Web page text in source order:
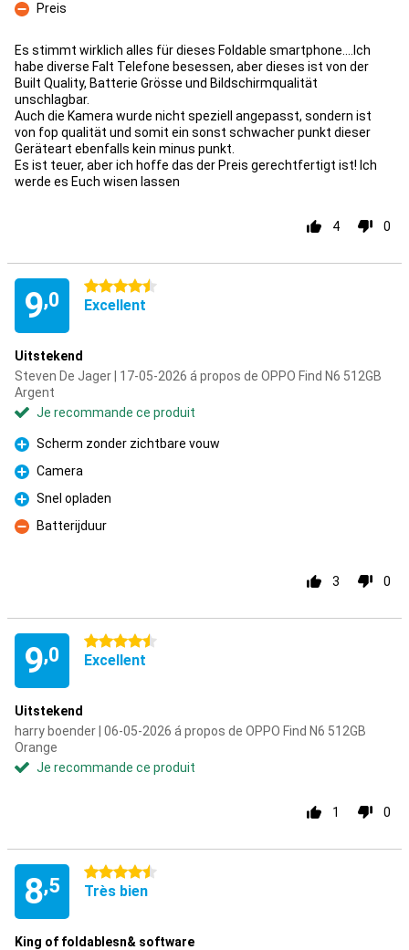
Contre
Preis
Es stimmt wirklich alles für dieses Foldable smartphone....Ich
habe diverse Falt Telefone besessen, aber dieses ist von der
Built Quality, Batterie Grösse und Bildschirmqualität
unschlagbar.
Auch die Kamera wurde nicht speziell angepasst, sondern ist
von fop qualität und somit ein sonst schwacher punkt dieser
Geräteart ebenfalls kein minus punkt.
Es ist teuer, aber ich hoffe das der Preis gerechtfertigt ist! Ich
werde es Euch wisen lassen
4 0
9,0
4.5 étoiles
Excellent
Uitstekend
Steven De Jager | 17-05-2026 á propos de OPPO Find N6 512GB
Argent
Je recommande ce produit
Pour
Scherm zonder zichtbare vouw
Pour
Camera
Pour
Snel opladen
Contre
Batterijduur
3 0
9,0
4.5 étoiles
Excellent
Uitstekend
harry boender | 06-05-2026 á propos de OPPO Find N6 512GB
Orange
Je recommande ce produit
1 0
8,5
4.5 étoiles
Très bien
King of foldablesn& software